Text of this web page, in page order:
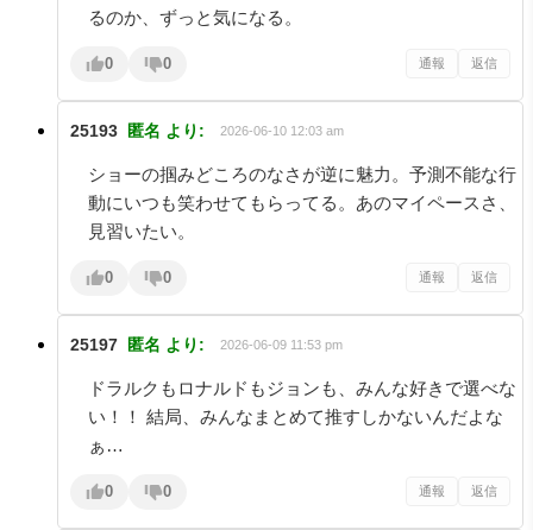
るのか、ずっと気になる。
0 0 通報 返信
25193 匿名 より: 2026-06-10 12:03 am
ショーの掴みどころのなさが逆に魅力。予測不能な行
動にいつも笑わせてもらってる。あのマイペースさ、
見習いたい。
0 0 通報 返信
25197 匿名 より: 2026-06-09 11:53 pm
ドラルクもロナルドもジョンも、みんな好きで選べな
い！！ 結局、みんなまとめて推すしかないんだよな
ぁ…
0 0 通報 返信